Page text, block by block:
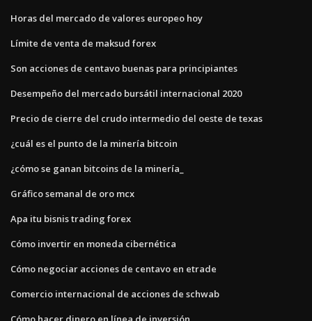
Horas del mercado de valores europeo hoy
Límite de venta de maksud forex
Son acciones de centavo buenas para principiantes
Desempeño del mercado bursátil internacional 2020
Precio de cierre del crudo intermedio del oeste de texas
¿cuál es el punto de la minería bitcoin
¿cómo se ganan bitcoins de la minería_
Gráfico semanal de oro mcx
Apa itu bisnis trading forex
Cómo invertir en moneda cibernética
Cómo negociar acciones de centavo en etrade
Comercio internacional de acciones de schwab